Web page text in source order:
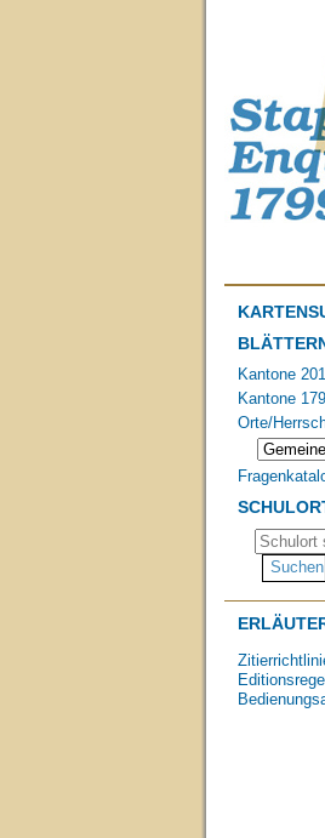
Kantone
Kantone
Orte/